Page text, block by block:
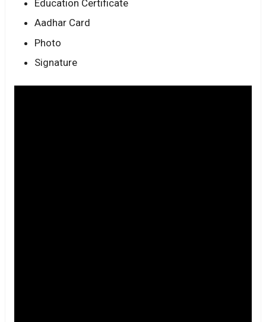
Education Certificate
Aadhar Card
Photo
Signature